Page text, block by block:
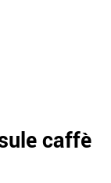
caffè